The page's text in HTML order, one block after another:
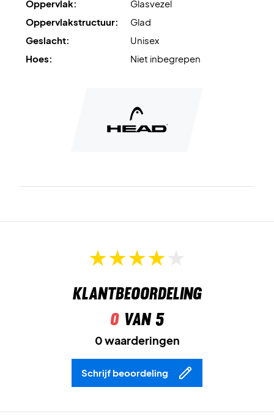
Oppervlak:
Glasvezel
Oppervlakstructuur:
Glad
Geslacht:
Unisex
Hoes:
Niet inbegrepen
Klantbeoordeling
0van 5
0 waarderingen
Schrijf beoordeling